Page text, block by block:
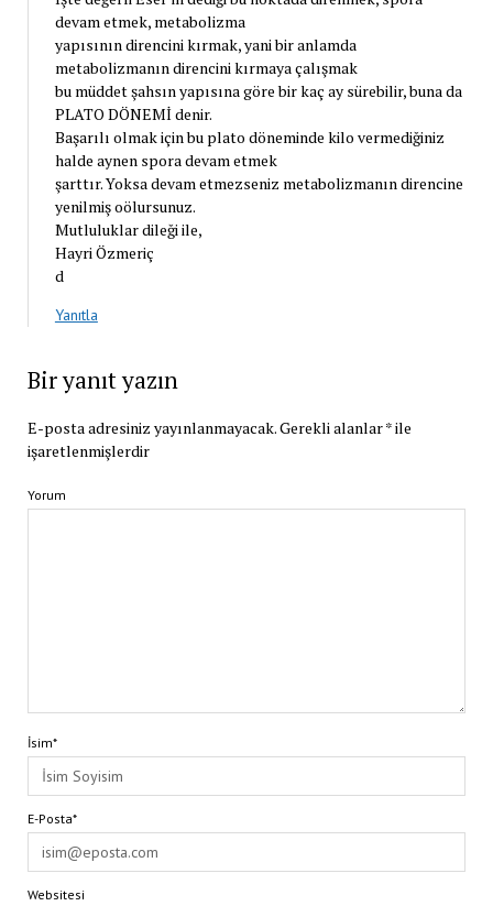
devam etmek, metabolizma
yapısının direncini kırmak, yani bir anlamda
metabolizmanın direncini kırmaya çalışmak
bu müddet şahsın yapısına göre bir kaç ay sürebilir, buna da
PLATO DÖNEMİ denir.
Başarılı olmak için bu plato döneminde kilo vermediğiniz
halde aynen spora devam etmek
şarttır. Yoksa devam etmezseniz metabolizmanın direncine
yenilmiş oölursunuz.
Mutluluklar dileği ile,
Hayri Özmeriç
d
Yanıtla
Bir yanıt yazın
E-posta adresiniz yayınlanmayacak.Gerekli alanlar*ile
işaretlenmişlerdir
Yorum
İsim*
E-Posta*
Websitesi